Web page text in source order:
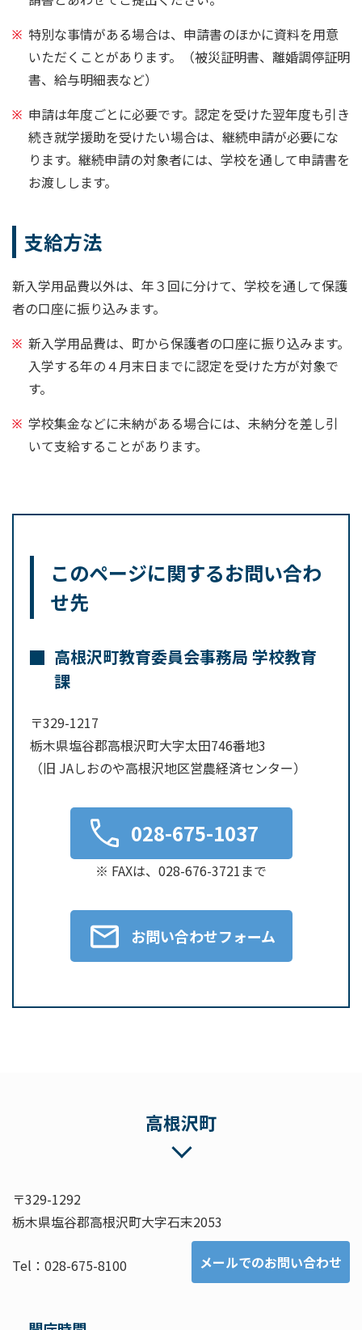
特別な事情がある場合は、申請書のほかに資料を用意
いただくことがあります。（被災証明書、離婚調停証明
書、給与明細表など）
申請は年度ごとに必要です。認定を受けた翌年度も引き
続き就学援助を受けたい場合は、継続申請が必要にな
ります。継続申請の対象者には、学校を通して申請書を
お渡しします。
支給方法
新入学用品費以外は、年３回に分けて、学校を通して保護
者の口座に振り込みます。
新入学用品費は、町から保護者の口座に振り込みます。
入学する年の４月末日までに認定を受けた方が対象で
す。
学校集金などに未納がある場合には、未納分を差し引
いて支給することがあります。
このページに関するお問い合わ
せ先
高根沢町教育委員会事務局 学校教育
課
〒329-1217
栃木県塩谷郡高根沢町大字太田746番地3
（旧 JAしおのや高根沢地区営農経済センター）
028-675-1037
※ FAXは、028-676-3721まで
お問い合わせフォーム
高根沢町
〒329-1292
栃木県塩谷郡高根沢町大字石末2053
Tel：028-675-8100 メールでのお問い合わせ